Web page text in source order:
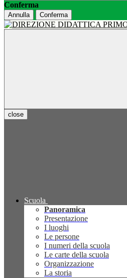
Conferma
Annulla Conferma
close
Scuola
Panoramica
Presentazione
I luoghi
Le persone
I numeri della scuola
Le carte della scuola
Organizzazione
La storia